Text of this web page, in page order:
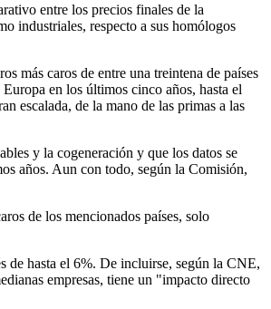
entre los precios finales de la
industriales, respecto a sus homólogos
más caros de entre una treintena de países
en los últimos cinco años, hasta el
escalada, de la mano de las primas a las
y la cogeneración y que los datos se
años. Aun con todo, según la Comisión,
de los mencionados países, solo
de hasta el 6%. De incluirse, según la CNE,
empresas, tiene un "impacto directo